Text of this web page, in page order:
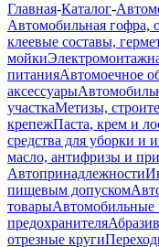
Главная-Каталог-
Автомобильная гофра,
клеевые составы,
мойки
питанияАвтомоечное
аксессуары
участкаМетизы,
крепежПаста, крем и
средства для уборки и
масло, антифризы и
Автопринадлежности
пищевым допуском
товарыАвтомобильные
предохранителя
отрезные круги